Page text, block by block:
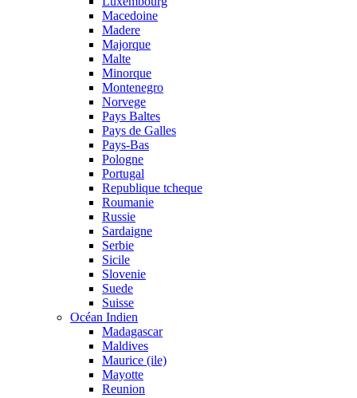
Macedoine
Madere
Majorque
Malte
Minorque
Montenegro
Norvege
Pays Baltes
Pays de Galles
Pays-Bas
Pologne
Portugal
Republique tcheque
Roumanie
Russie
Sardaigne
Serbie
Sicile
Slovenie
Suede
Suisse
Océan Indien
Madagascar
Maldives
Maurice (ile)
Mayotte
Reunion